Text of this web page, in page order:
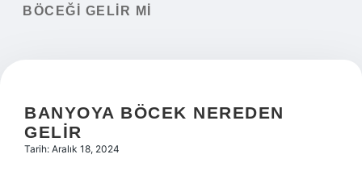
BÖCEĞI GELIR MI
BANYOYA BÖCEK NEREDEN
GELIR
Tarih: Aralık 18, 2024